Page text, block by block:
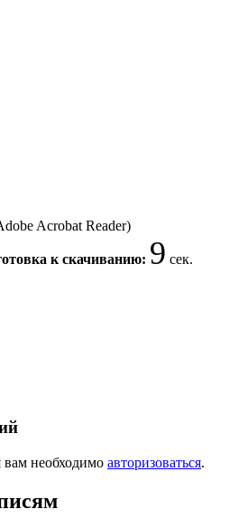
Acrobat Reader)
к скачиванию: 9 сек.
вам необходимо авторизоваться.